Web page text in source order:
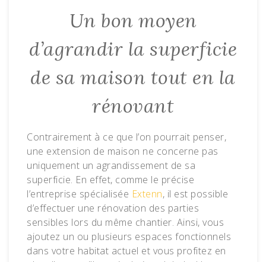
Un bon moyen
d’agrandir la superficie
de sa maison tout en la
rénovant
Contrairement à ce que l’on pourrait penser,
une extension de maison ne concerne pas
uniquement un agrandissement de sa
superficie. En effet, comme le précise
l’entreprise spécialisée Extenn, il est possible
d’effectuer une rénovation des parties
sensibles lors du même chantier. Ainsi, vous
ajoutez un ou plusieurs espaces fonctionnels
dans votre habitat actuel et vous profitez en